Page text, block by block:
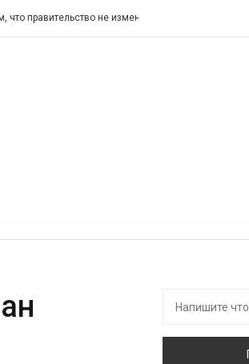
изменит свои фискальные правила, назвав их